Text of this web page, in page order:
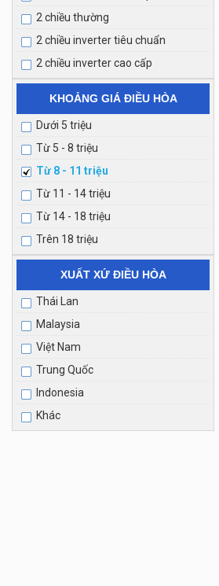
2 chiều thường
2 chiều inverter tiêu chuẩn
2 chiều inverter cao cấp
KHOẢNG GIÁ ĐIỀU HÒA
Dưới 5 triệu
Từ 5 - 8 triệu
Từ 8 - 11 triệu
Từ 11 - 14 triệu
Từ 14 - 18 triệu
Trên 18 triệu
XUẤT XỨ ĐIỀU HÒA
Thái Lan
Malaysia
Việt Nam
Trung Quốc
Indonesia
Khác